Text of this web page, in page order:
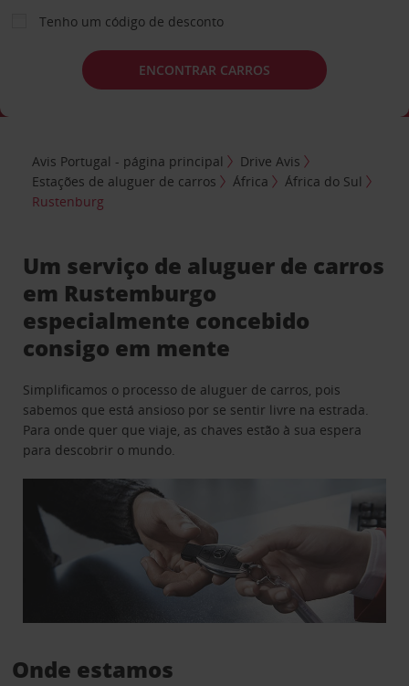
Tenho um código de desconto
ENCONTRAR CARROS
Avis Portugal - página principal
Drive Avis
Estações de aluguer de carros
África
África do Sul
Rustenburg
Um serviço de aluguer de carros
em Rustemburgo
especialmente concebido
consigo em mente
Simplificamos o processo de aluguer de carros, pois
sabemos que está ansioso por se sentir livre na estrada.
Para onde quer que viaje, as chaves estão à sua espera
para descobrir o mundo.
Onde estamos